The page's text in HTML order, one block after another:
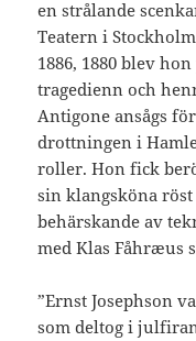
en strålande
Teatern i
1886, 1880 blev
tragedienn och
Antigone ansågs
drottningen i
roller. Hon fick
sin klangsköna
behärskande av
med Klas Fåhræus
”Ernst Josephson
som deltog i